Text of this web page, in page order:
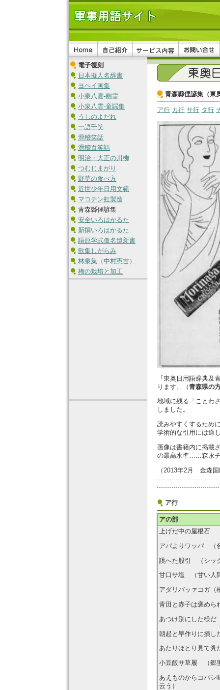
電子復刻
日本擬人名辞書
ヨヘイ画集
小泉八雲-幽霊
小泉八雲-童謡集
うしのよだれ
一語千笑
滑稽笑話
滑稽百笑話
明治・大正の川柳
つむじまがり
野草の食べ方
近世少年日用文範
マコチン虹製造
青森縣俚諺集
安全いろはかるた
新撰いろはかるた
語原学式仮名遣新書
歌集しがらみ
林泉集（中村憲吉）
梅の栽培と加工
青森縣俚諺集（東
ア行 カ行 サ行 タ行
『東奥日用語辞典及
ります。（青森県の
地域に残る「ことわ
しました。
読みやすくするため
学術的な引用には適
画像は書籍内に掲載
の最高水準……森永
（2013年2月 金森
ア行
アの部
上げだ中の屋根石
アパよりワッパ （
誂へた股引 （シッ
甘口サ塩 （甘い人
アダリバッァコガ
青田と赤子は褒め
あつけ別にした様
朝起と早作りに損
あたりほとり見て
小豆飯サ草履 （郷
あえものからコバ
云う）